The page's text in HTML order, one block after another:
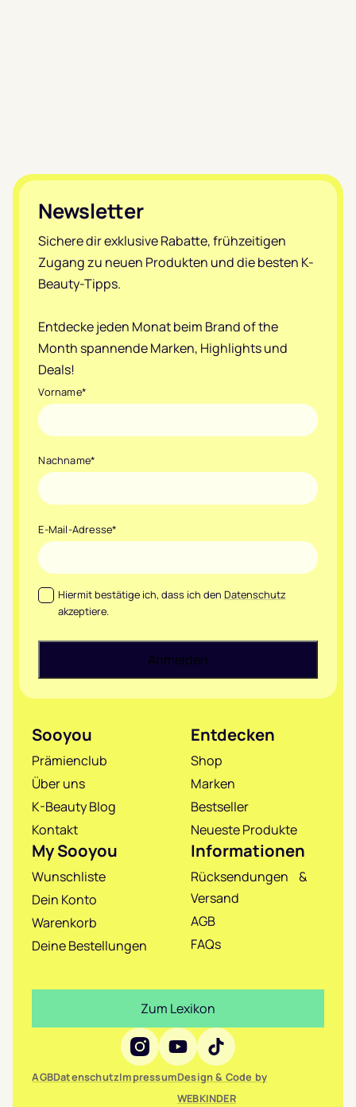
Footer
Newsletter
Sichere dir exklusive Rabatte, frühzeitigen
Zugang zu neuen Produkten und die besten K-
Beauty-Tipps.
Entdecke jeden Monat beim Brand of the
Month spannende Marken, Highlights und
Deals!
Vorname*
Nachname*
E-Mail-Adresse*
Datenschutz*
Hiermit bestätige ich, dass ich den Datenschutz
akzeptiere.
Sooyou
Prämienclub
Über uns
K-Beauty Blog
Kontakt
Entdecken
Shop
Marken
Bestseller
Neueste Produkte
My Sooyou
Wunschliste
Dein Konto
Warenkorb
Deine Bestellungen
Informationen
Rücksendungen &
Versand
AGB
FAQs
Social Media
AGBDatenschutzImpressumDesign & Code by
WEBKINDER
Zum Lexikon